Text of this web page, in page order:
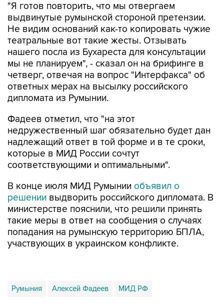
"Я готов повторить, что мы отвергаем
выдвинутые румынской стороной претензии.
Не видим оснований как-то копировать чужие
театральные вот такие жесты. Отзывать
нашего посла из Бухареста для консультации
мы не планируем", - сказал он на брифинге в
четверг, отвечая на вопрос "Интерфакса" об
ответных мерах на высылку российского
дипломата из Румынии.
Фадеев отметил, что "на этот
недружественный шаг обязательно будет дан
надлежащий ответ в той форме и в те сроки,
которые в МИД России сочтут
соответствующими и оптимальными".
В конце июля МИД Румынии объявил о
решении выдворить российского дипломата. В
министерстве пояснили, что решили принять
такие меры в ответ на сообщения о случаях
попадания на румынскую территорию БПЛА,
участвующих в украинском конфликте.
Румыния Алексей Фадеев МИД РФ